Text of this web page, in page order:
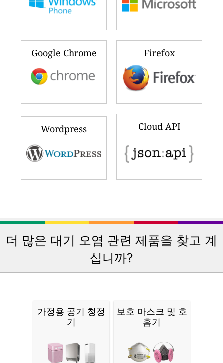
Google Chrome Firefox
Wordpress Cloud API
더 많은 대기 오염 관련 제품을 찾고 계
십니까?
가정용 공기 청정
기
보호 마스크 및 호
흡기